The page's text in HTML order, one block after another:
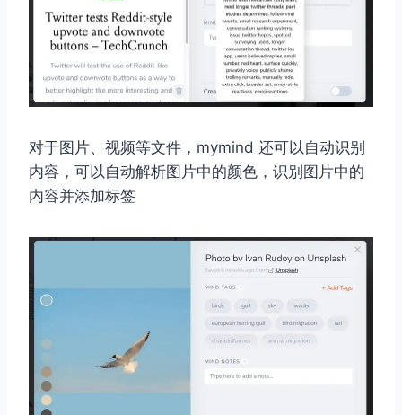
对于图片、视频等文件，mymind 还可以自动识别
内容，可以自动解析图片中的颜色，识别图片中的
内容并添加标签